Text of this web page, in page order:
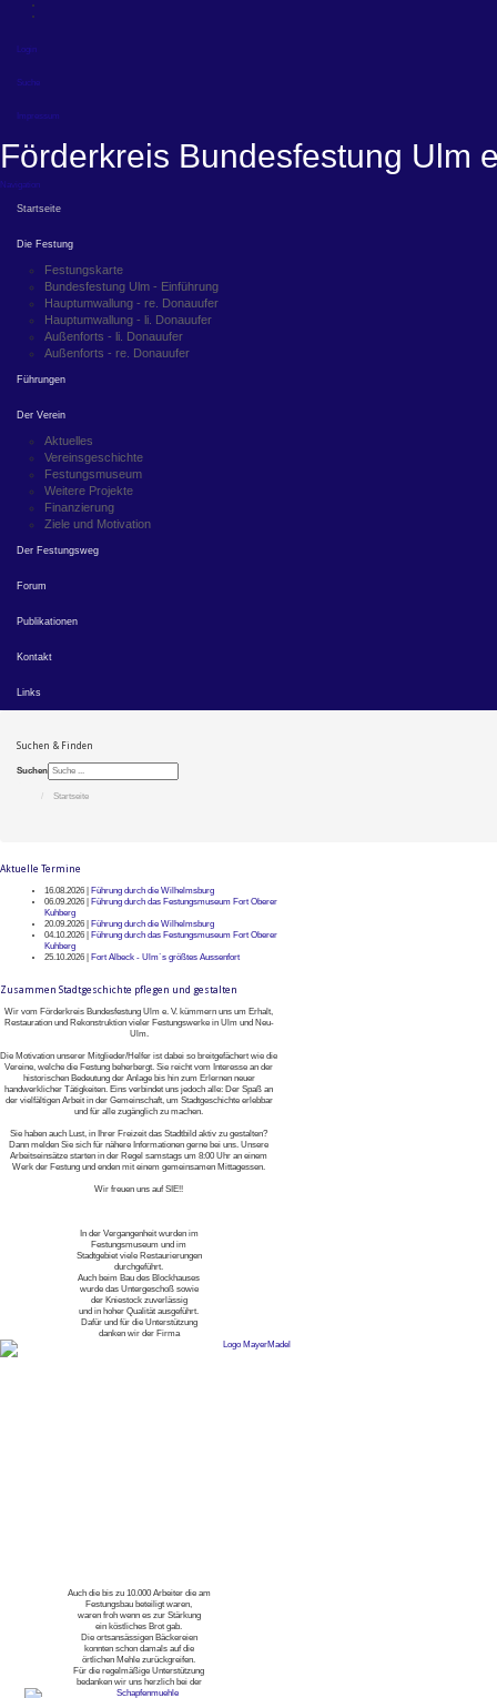
Login
Suche
Impressum
Förderkreis Bundesfestung Ulm
Navigation
Startseite
Die Festung
Festungskarte
Bundesfestung Ulm - Einführung
Hauptumwallung - re. Donauufer
Hauptumwallung - li. Donauufer
Außenforts - li. Donauufer
Außenforts - re. Donauufer
Führungen
Der Verein
Aktuelles
Vereinsgeschichte
Festungsmuseum
Weitere Projekte
Finanzierung
Ziele und Motivation
Der Festungsweg
Forum
Publikationen
Kontakt
Links
Suchen & Finden
Suchen
Startseite
Aktuelle Termine
16.08.2026 |
Führung durch die Wilhelmsburg
06.09.2026 |
Führung durch das Festungsmuseum Fort Oberer
Kuhberg
20.09.2026 |
Führung durch die Wilhelmsburg
04.10.2026 |
Führung durch das Festungsmuseum Fort Oberer
Kuhberg
25.10.2026 |
Fort Albeck - Ulm`s größtes Aussenfort
Zusammen Stadtgeschichte pflegen und gestalten
Wir vom Förderkreis Bundesfestung Ulm e. V. kümmern uns um Erhalt,
Restauration und Rekonstruktion vieler Festungswerke in Ulm und Neu-
Ulm.
Die Motivation unserer Mitglieder/Helfer ist dabei so breitgefächert wie die
Vereine, welche die Festung beherbergt. Sie reicht vom Interesse an der
historischen Bedeutung der Anlage bis hin zum Erlernen neuer
handwerklicher Tätigkeiten. Eins verbindet uns jedoch alle: Der Spaß an
der vielfältigen Arbeit in der Gemeinschaft, um Stadtgeschichte erlebbar
und für alle zugänglich zu machen.
Sie haben auch Lust, in Ihrer Freizeit das Stadtbild aktiv zu gestalten?
Dann melden Sie sich für nähere Informationen gerne bei uns. Unsere
Arbeitseinsätze starten in der Regel samstags um 8:00 Uhr an einem
Werk der Festung und enden mit einem gemeinsamen Mittagessen.
Wir freuen uns auf SIE!!
In der Vergangenheit wurden im
Festungsmuseum und im
Stadtgebiet viele Restaurierungen
durchgeführt.
Auch beim Bau des Blockhauses
wurde das Untergeschoß sowie
der Kniestock zuverlässig
und in hoher Qualität ausgeführt.
Dafür und für die Unterstützung
danken wir der Firma
Auch die bis zu 10.000 Arbeiter die am
Festungsbau beteiligt waren,
waren froh wenn es zur Stärkung
ein köstliches Brot gab.
Die ortsansässigen Bäckereien
konnten schon damals auf die
örtlichen Mehle zurückgreifen.
Für die regelmäßige Unterstützung
bedanken wir uns herzlich bei der